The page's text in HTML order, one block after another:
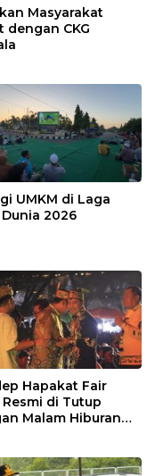
Masyarakat
dengan CKG
UMKM di Laga
2026
Hapakat Fair
di Tutup
Malam Hiburan